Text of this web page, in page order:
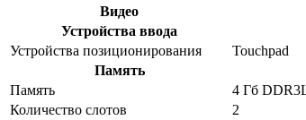
Видео
Устройства ввода
Устройства позиционирования
Touchpad
Память
Память
4 Гб
Количество слотов
2